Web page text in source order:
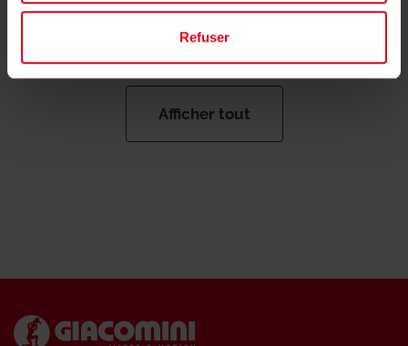
Refuser
Afficher tout